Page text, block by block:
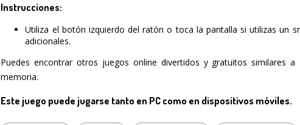
Instrucciones:
Utiliza el botón izquierdo del ratón o toca la pantalla si utilizas un
adicionales.
Puedes encontrar otros juegos online divertidos y gratuitos similares
memoria.
Este juego puede jugarse tanto en PC como en dispositivos móviles.